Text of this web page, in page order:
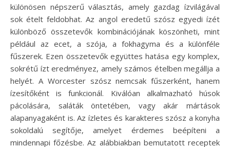
különösen népszerű választás, amely gazdag ízvilágával
sok ételt feldobhat. Az angol eredetű szósz egyedi ízét
különböző összetevők kombinációjának köszönheti, mint
például az ecet, a szója, a fokhagyma és a különféle
fűszerek. Ezen összetevők együttes hatása egy komplex,
sokrétű ízt eredményez, amely számos ételben megállja a
helyét. A Worcester szósz nemcsak fűszerként, hanem
ízesítőként is funkcionál. Kiválóan alkalmazható húsok
pácolására, saláták öntetében, vagy akár mártások
alapanyagaként is. Az ízletes és karakteres szósz a konyha
sokoldalú segítője, amelyet érdemes beépíteni a
mindennapi főzésbe. Az alábbiakban bemutatott receptek